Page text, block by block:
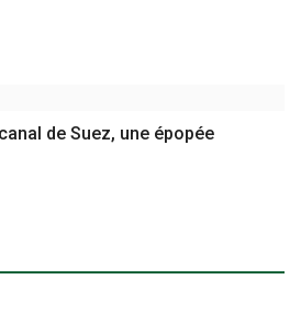
de Suez, une épopée